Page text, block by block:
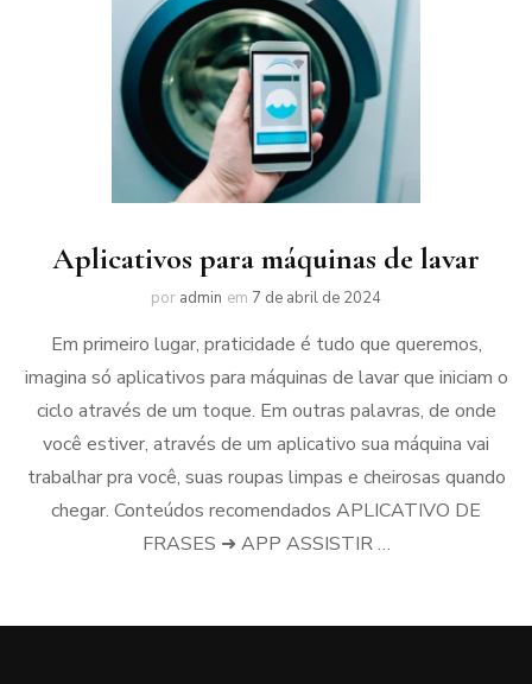
Aplicativos para máquinas de lavar
por admin em 7 de abril de 2024
Em primeiro lugar, praticidade é tudo que queremos,
imagina só aplicativos para máquinas de lavar que iniciam o
ciclo através de um toque. Em outras palavras, de onde
você estiver, através de um aplicativo sua máquina vai
trabalhar pra você, suas roupas limpas e cheirosas quando
chegar. Conteúdos recomendados APLICATIVO DE
FRASES ➜ APP ASSISTIR …